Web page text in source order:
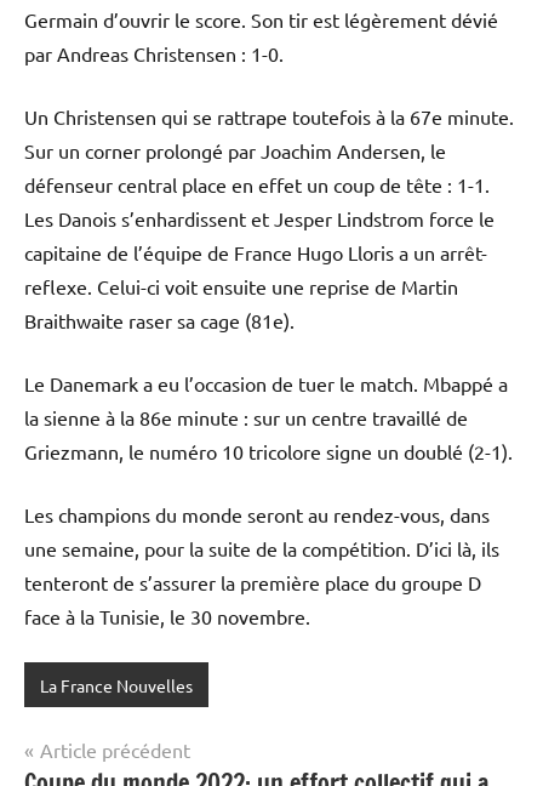
Germain d’ouvrir le score. Son tir est légèrement dévié
par Andreas Christensen : 1-0.
Un Christensen qui se rattrape toutefois à la 67e minute.
Sur un corner prolongé par Joachim Andersen, le
défenseur central place en effet un coup de tête : 1-1.
Les Danois s’enhardissent et Jesper Lindstrom force le
capitaine de l’équipe de France Hugo Lloris a un arrêt-
reflexe. Celui-ci voit ensuite une reprise de Martin
Braithwaite raser sa cage (81e).
Le Danemark a eu l’occasion de tuer le match. Mbappé a
la sienne à la 86e minute : sur un centre travaillé de
Griezmann, le numéro 10 tricolore signe un doublé (2-1).
Les champions du monde seront au rendez-vous, dans
une semaine, pour la suite de la compétition. D’ici là, ils
tenteront de s’assurer la première place du groupe D
face à la Tunisie, le 30 novembre.
La France Nouvelles
Navigation
Article précédent